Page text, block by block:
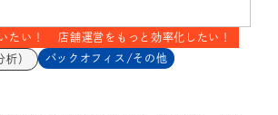
たい！ 店舗運営をもっと効率化したい！
析） バックオフィス/その他